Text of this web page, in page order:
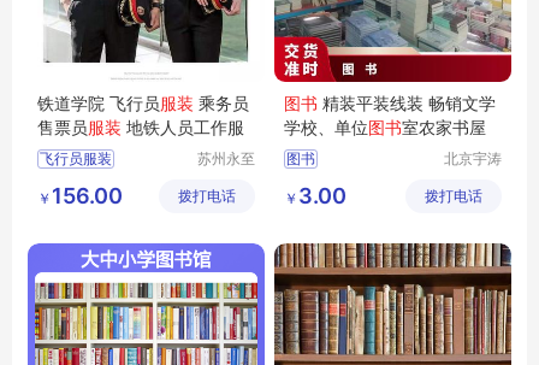
铁道学院 飞行员服装 乘务员
售票员服装 地铁人员工作服
飞行员服装
地铁人员工作服
铁道学院服装
苏州永至
限公司
￥ 156.00 拨打电话
图书 精装平装线装 畅销文学
学校、单位图书室农家书屋
图书
北京宇涛
传播有限
￥ 3.00 拨打电话